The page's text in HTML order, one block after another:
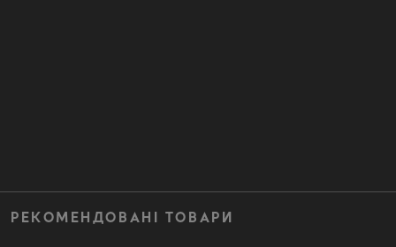
РЕКОМЕНДОВАНІ ТОВАРИ